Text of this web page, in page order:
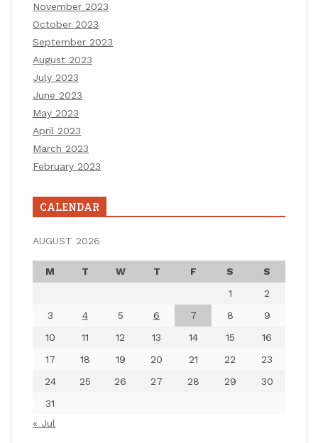
November 2023
October 2023
September 2023
August 2023
July 2023
June 2023
May 2023
April 2023
March 2023
February 2023
CALENDAR
AUGUST 2026
M T W T F S
S
1
2
3
4 5 6 7 8
9
10
11 12 13 14 15
16
17
18 19 20 21 22
23
24
25 26 27 28 29
30
31
« Jul